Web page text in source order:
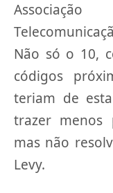
Não só o 10,
códigos
teriam de
trazer menos
mas não
Levy.